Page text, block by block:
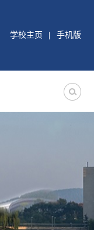
学校主页 | 手机版